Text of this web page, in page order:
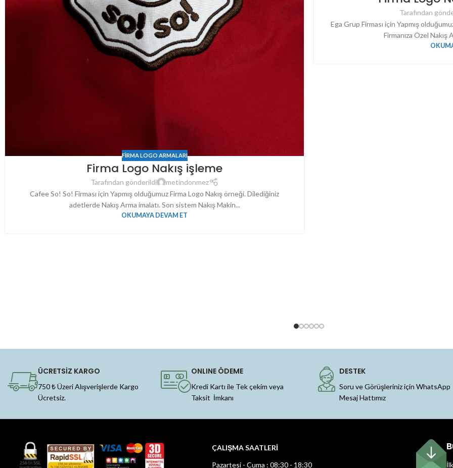
FIRMA LOGO ARMALARI
Firma Logo Nakış işleme
Tarafından gönderildi
metindonmez
Cafee So! So! Firması için Yapmış olduğumuz Firma Logo Nakış örneği. Dilediğiniz
adetlerde Nakış Arma imalatı. Son sistem Nakış Makin...
OKUMAYA DEVAM ET
Tarafından
Ega Grup Firması için Yapmış
Firmanıza Özel Nakış
ÜCRETSİZ KARGO
750 ₺ Üzeri Alışverişlerde Kargo
Ücretsiz.
ONLINE ÖDEME
Kredi Kartı ile Tek çekim veya
Taksit İmkanı
DESTEK
Soru ve Görüşleriniz için WhatsApp
Mesaj Hattımız
ÇALIŞMA SAATLERİ
Pazartesi - Cuma : 08:30 - 18:30